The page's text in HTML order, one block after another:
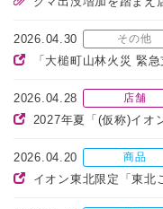
2026.04.30 その他
「大槌町山林火災 緊
2026.04.28 店舗
2027年夏「(仮称)イオ
2026.04.20 商品
イオン東北限定「東北